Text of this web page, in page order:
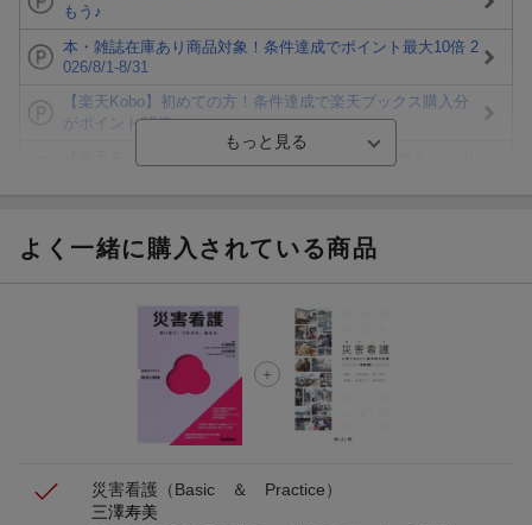
もう♪
本・雑誌在庫あり商品対象！条件達成でポイント最大10倍 2
026/8/1-8/31
【楽天Kobo】初めての方！条件達成で楽天ブックス購入分
がポイント20倍
ト山分け
楽天モバイル紹介キャンペーンの拡散で300円OFFクーポン
条件達成で楽天限定・宝塚歌劇 宙組貸切公演ペアチケット
よく一緒に購入されている商品
災害看護 （Basic ＆ Practice）
三澤寿美